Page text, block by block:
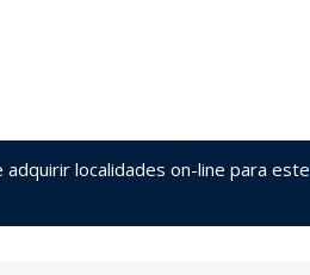
localidades on-line para este